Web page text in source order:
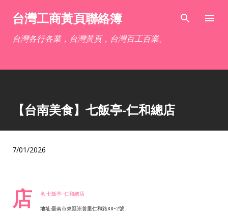
跳到主要內容
台灣工商黃頁聯絡簿
台灣各行各業，台灣黃頁，台灣百工百業。
【台南美食】七飯亭-仁和總店
7/01/2026
店 名:七飯亭-仁和總店
地址:臺南市東區崇善里仁和路88-2號